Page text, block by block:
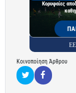
Κορυφαίες
Κοινοποίηση Άρθρου